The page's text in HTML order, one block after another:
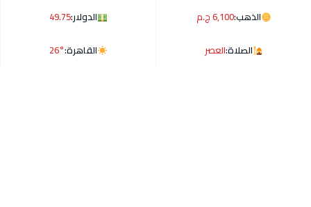
الذهب:6,100 ج.م الدولار:49.75
الصلاة:العصر القاهرة:26°